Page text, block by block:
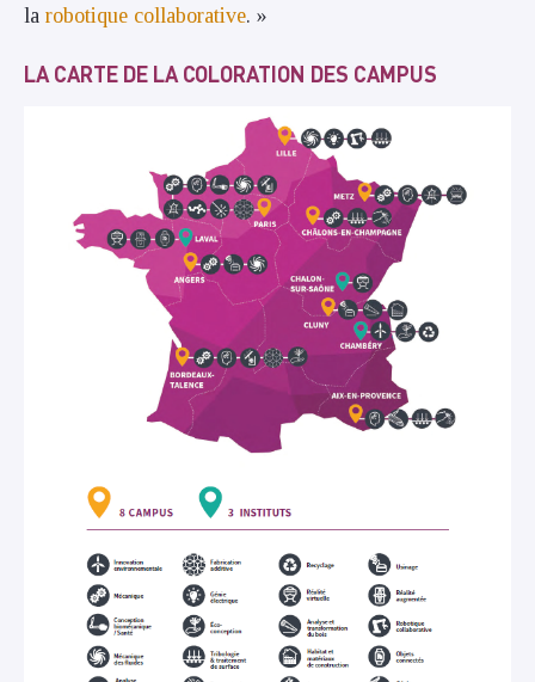
la robotique collaborative. »
LA CARTE DE LA COLORATION DES CAMPUS